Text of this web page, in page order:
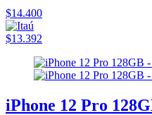
$14.400
$13.392
iPhone 12 Pro